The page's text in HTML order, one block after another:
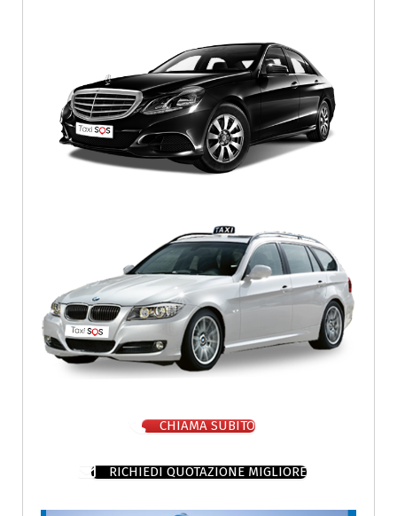
CHIAMA SUBITO
RICHIEDI QUOTAZIONE MIGLIORE